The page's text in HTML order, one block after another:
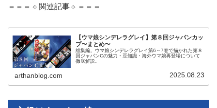
＝＝＝🔹関連記事🔹＝＝＝
【ウマ娘シンデレラグレイ】第８回ジャパンカッ
プ〜まとめ〜
総集編。ウマ娘シンデレラグレイ第6～7巻で描かれた第８
回ジャパンCの魅力・豆知識・海外ウマ娘再登場について
徹底解説。
arthanblog.com 2025.08.23